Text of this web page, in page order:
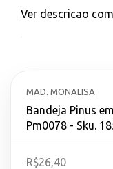
Ver descricao
MAD. MONALISA
Bandeja Pinus
Pm0078 - Sku.
R$26,40